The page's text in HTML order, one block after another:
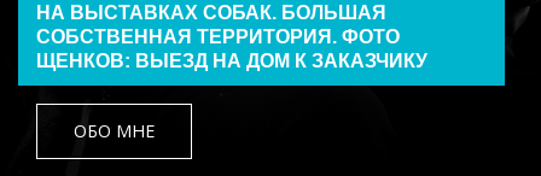
НА ВЫСТАВКАХ СОБАК. БОЛЬШАЯ
СОБСТВЕННАЯ ТЕРРИТОРИЯ. ФОТО
ЩЕНКОВ: ВЫЕЗД НА ДОМ К ЗАКАЗЧИКУ
ОБО МНЕ